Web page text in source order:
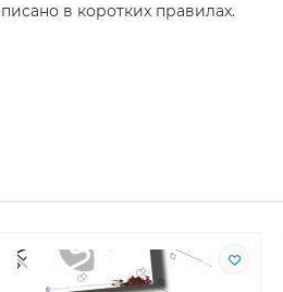
в коротких правилах.